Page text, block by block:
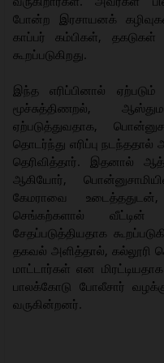
போன்ற இரசாயனக்
காப்பர் கம்பிகள், தகடுகள்
கூறப்படுகிறது.
இந்த எரிப்பினால் ஏற்படும்
மூச்சுத்திணறல்,
ஏற்படுத்துவதாக,
தொடர்ந்து எரிப்பு
தெரிவித்தார். இதனால்
ஆகியோர்,
கேமராவை
செங்கற்களால் வீட்டின்
சேதப்படுத்தியதாக
தகவல் அளித்தால், கல்லூரி
மாட்டார்கள் என
பாலக்கோடு போலீசார்
வருகின்றனர்.